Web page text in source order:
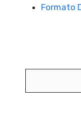
Formato